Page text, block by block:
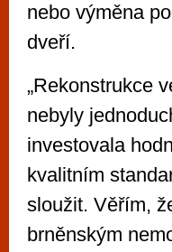
nebo výměna
dveří.
„Rekonstrukce
nebyly
investovala
kvalitním
sloužit. Věřím,
brněnským